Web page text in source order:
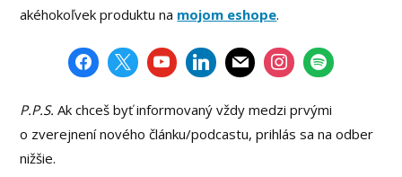
akéhokoľvek produktu na mojom eshope.
P.P.S.Ak chceš byť informovaný vždy medzi prvými
o zverejnení nového článku/podcastu, prihlás sa na odber
nižšie.